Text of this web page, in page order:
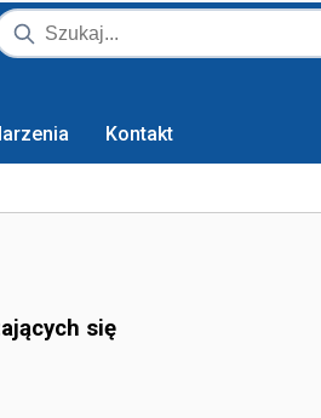
Kontakt
się